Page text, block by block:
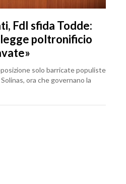
FdI sfida Todde:
poltronificio
solo barricate populiste
ora che governano la